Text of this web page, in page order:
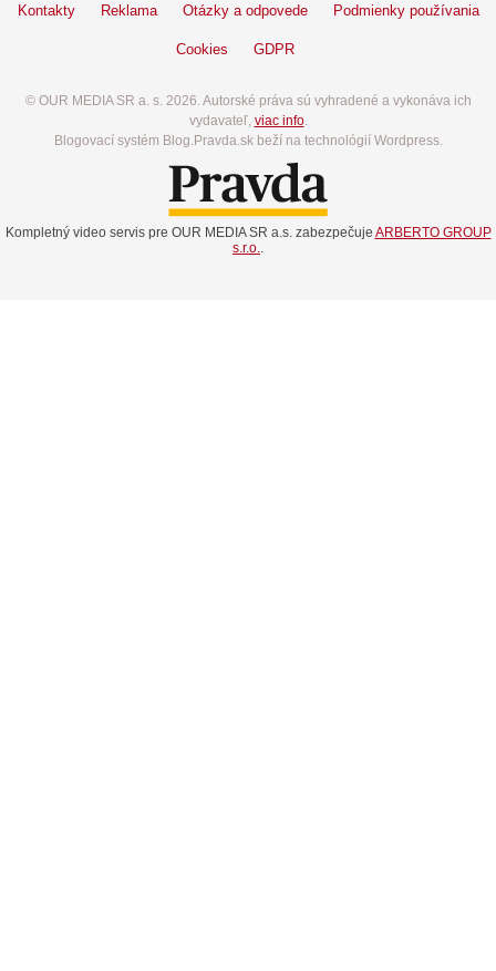
Kontakty Reklama Otázky a odpovede Podmienky používania
Cookies GDPR
© OUR MEDIA SR a. s. 2026. Autorské práva sú vyhradené a vykonáva ich
vydavateľ, viac info.
Blogovací systém Blog.Pravda.sk beží na technológií Wordpress.
Kompletný video servis pre OUR MEDIA SR a.s. zabezpečuje ARBERTO GROUP
s.r.o..